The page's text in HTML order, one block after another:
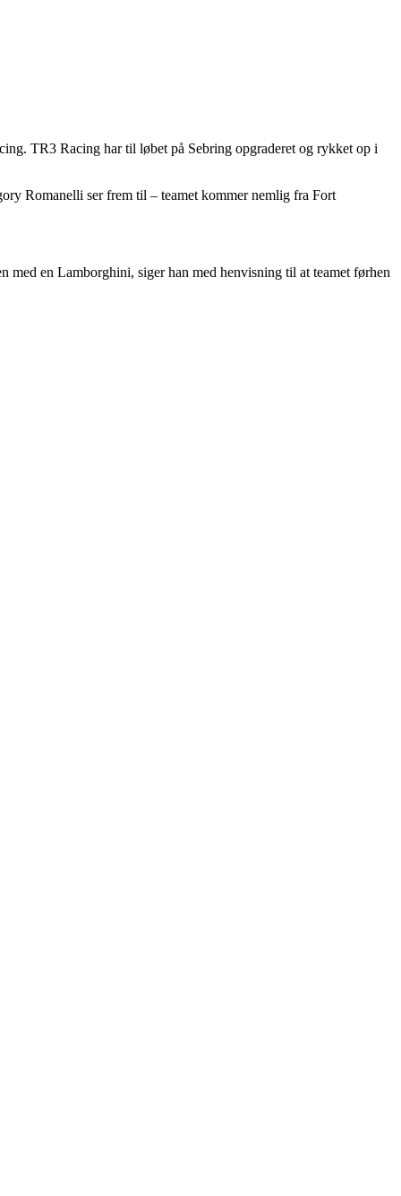
TR3 Racing har til løbet på Sebring opgraderet og rykket op i
Romanelli ser frem til – teamet kommer nemlig fra Fort
en Lamborghini, siger han med henvisning til at teamet førhen